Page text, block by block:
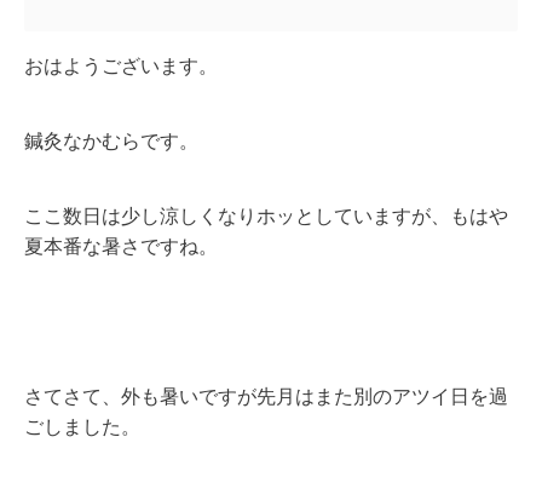
おはようございます。
鍼灸なかむらです。
ここ数日は少し涼しくなりホッとしていますが、もはや
夏本番な暑さですね。
さてさて、外も暑いですが先月はまた別のアツイ日を過
ごしました。